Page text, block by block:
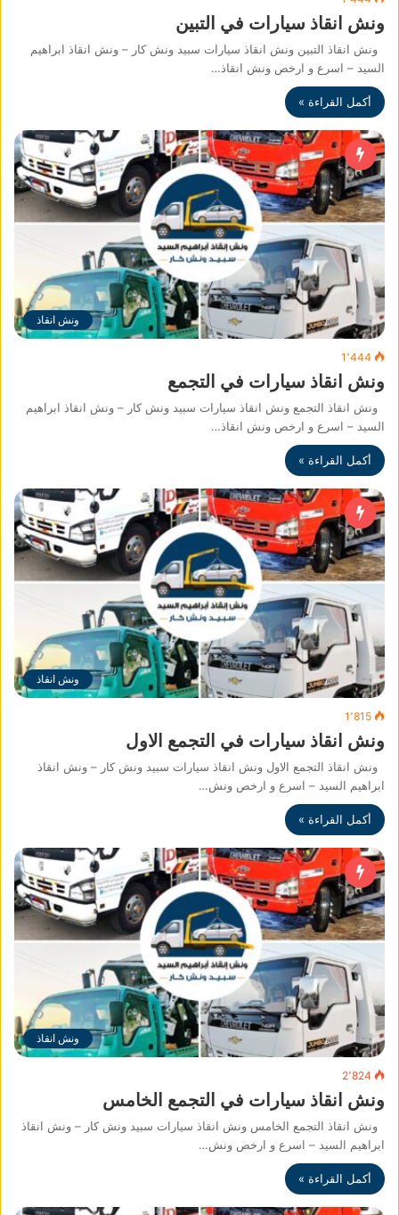
ونش انقاذ سيارات في التبين
ونش انقاذ التبين ونش انقاذ سيارات سبيد ونش كار – ونش انقاذ ابراهيم
السيد – اسرع و ارخص ونش انقاذ…
أكمل القراءة »
ونش انقاذ
1٬444
ونش انقاذ سيارات في التجمع
ونش انقاذ التجمع ونش انقاذ سيارات سبيد ونش كار – ونش انقاذ ابراهيم
السيد – اسرع و ارخص ونش انقاذ…
أكمل القراءة »
ونش انقاذ
1٬815
ونش انقاذ سيارات في التجمع الاول
ونش انقاذ التجمع الاول ونش انقاذ سيارات سبيد ونش كار – ونش انقاذ
ابراهيم السيد – اسرع و ارخص ونش…
أكمل القراءة »
ونش انقاذ
2٬824
ونش انقاذ سيارات في التجمع الخامس
ونش انقاذ التجمع الخامس ونش انقاذ سيارات سبيد ونش كار – ونش انقاذ
ابراهيم السيد – اسرع و ارخص ونش…
أكمل القراءة »